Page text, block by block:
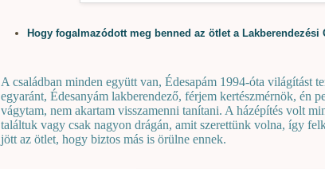
Hogy fogalmazódott meg benned az ötlet a Lakberendezési
A családban minden együtt van, Édesapám 1994-óta világítást
egyaránt, Édesanyám lakberendező, férjem kertészmérnök, én
vágytam, nem akartam visszamenni tanítani. A házépítés volt
találtuk vagy csak nagyon drágán, amit szerettünk volna, így
jött az ötlet, hogy biztos más is örülne ennek.